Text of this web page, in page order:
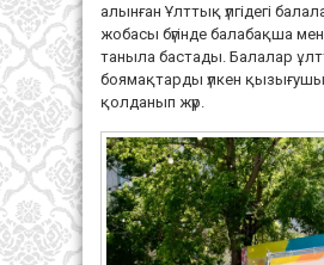
алынған Ұлттық үлгідегі
жобасы бүгінде балабақша
таныла бастады. Балалар
боямақтарды үлкен
қолданып жүр.